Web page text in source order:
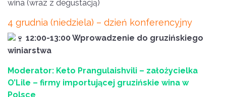
wina (wraz z degustacją)
4 grudnia (niedziela) – dzień konferencyjny
12:00-13:00 Wprowadzenie do gruzińskiego
winiarstwa
Moderator: Keto Prangulaishvili – założycielka
O’Lile – firmy importującej gruzińskie wina w
Polsce